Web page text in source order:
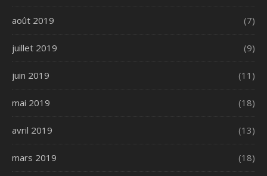
août 2019 (7)
juillet 2019 (9)
juin 2019 (11)
mai 2019 (18)
avril 2019 (13)
mars 2019 (18)